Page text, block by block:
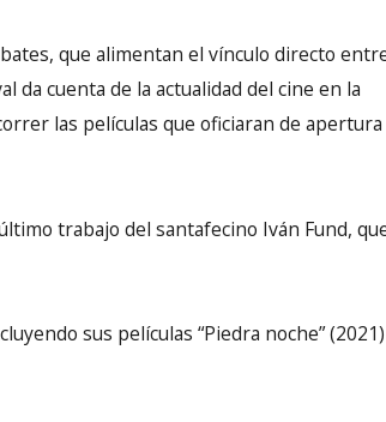
que alimentan el vínculo directo
da cuenta de la actualidad del cine en la
las películas que oficiaran de apertura
trabajo del santafecino Iván Fund,
sus películas “Piedra noche” (2021)